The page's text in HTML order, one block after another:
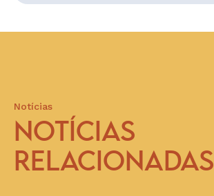
Notícias
NOTÍCIAS
RELACIONADAS